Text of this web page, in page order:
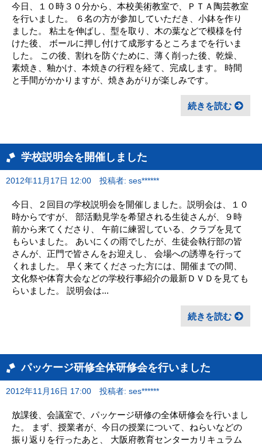
今日、１０時３０分から、本校美術教室で、ＰＴＡ陶芸教室
を行いました。 ６名の方が参加していただき、小鉢を作り
ました。 粘土を伸ばし、型を取り、木の葉などで模様を付
けた後、 ボールに押し付けて成形するところまでを行いま
した。 この後、割れを防ぐために、薄く削った後、乾燥、
素焼き、釉かけ、本焼きの行程を経て、完成します。 時間
と手間がかかりますが、焼きあがりが楽しみです。
続きを読む
学校説明会を開催しました
2012年11月17日 12:00 投稿者: ses******
今日、２回目の学校説明会を開催しました。説明会は、１０
時からですが、 部活動見学を希望される生徒さんが、９時
前から来てくださり、 午前に練習している、クラブを見て
もらいました。 あいにくの雨でしたが、生徒会執行部の皆
さんが、正門で皆さんをお迎えし、 会場への誘導を行って
くれました。 早く来てくださった方には、開催までの間、
文化祭や体育大会などの学校行事紹介の最新ＤＶＤを見ても
らいました。 説明会は...
続きを読む
パッケージ研修全体研修会を行いました
2012年11月16日 17:00 投稿者: ses******
放課後、会議室で、パッケージ研修の全体研修会を行いまし
た。 まず、授業者が、今日の授業について、ねらいなどの
振り返りを行ったあと、 大阪府教育センターカリキュラム